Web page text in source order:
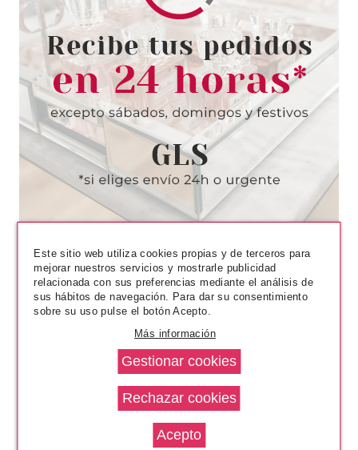
EUGENE PERMA
EUGENE PERMA ESSENTIEL
NUTRIGENESE MASCARILLA
150ML
Pvr 19.90€
-83%
desde
3.32€
EUGENE PERMA
BIOLIA ACONDICIONADOR
CABELLO TEÑIDO 200 ML
Pvr 4.25€
-41%
desde
2.50€
Este sitio web utiliza cookies propias y de terceros para
mejorar nuestros servicios y mostrarle publicidad
relacionada con sus preferencias mediante el análisis de
sus hábitos de navegación. Para dar su consentimiento
sobre su uso pulse el botón Acepto.
Más información